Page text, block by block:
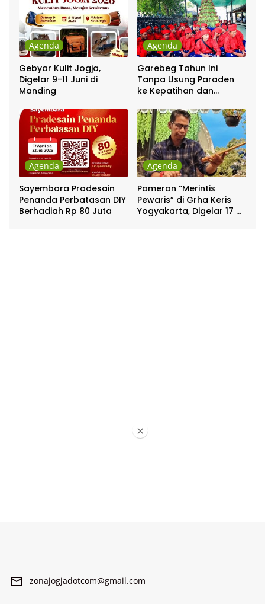
Agenda
Gebyar Kulit Jogja,
Digelar 9-11 Juni di
Manding
Agenda
Garebeg Tahun Ini
Tanpa Usung Paraden
ke Kepatihan dan
Agenda
Sayembara Pradesain
Penanda Perbatasan DIY
Berhadiah Rp 80 Juta
Agenda
Pameran “Merintis
Pewaris” di Grha Keris
Yogyakarta, Digelar 17 –
zonajogjadotcom@gmail.com
×